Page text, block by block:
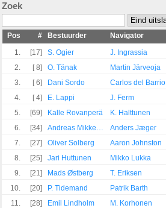
Zoek
Pos # Bestuurder Navigator
1.
[17] S. Ogier J. Ingrassia
2.
[ 8] O. Tänak Martin Järveoja
3.
[ 6] Dani Sordo Carlos del Barrio
4.
[ 4] E. Lappi J. Ferm
5.
[69] Kalle Rovanperä K. Halttunen
6.
[34] Andreas Mikkelsen Anders Jæger
7.
[27] Oliver Solberg Aaron Johnston
8.
[25] Jari Huttunen Mikko Lukka
9.
[21] Mads Østberg T. Eriksen
10.
[20] P. Tidemand Patrik Barth
11.
[28] Emil Lindholm M. Korhonen